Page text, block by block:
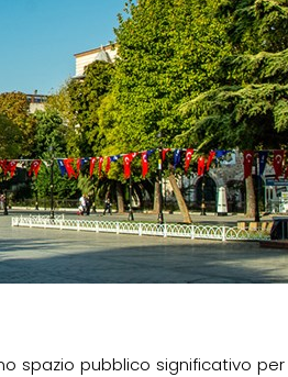
spazio pubblico significativo